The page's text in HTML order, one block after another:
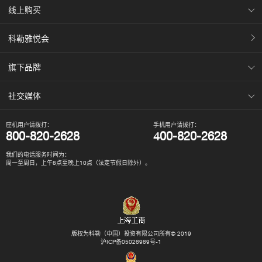
线上购买
科勒雅悦会
旗下品牌
社交媒体
座机用户请拨打：
800-820-2628
手机用户请拨打：
400-820-2628
我们的电话服务时间为：
周一至周日，上午8点至晚上10点（法定节假日除外）。
版权为科勒（中国）投资有限公司所有© 2019
沪ICP备05026969号-1